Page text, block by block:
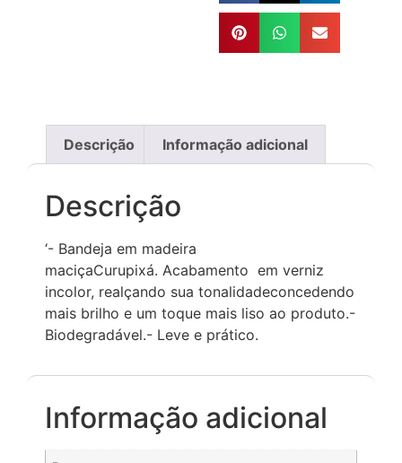
Descrição Informação adicional
Descrição
‘- Bandeja em madeira
maciçaCurupixá. Acabamento em verniz
incolor, realçando sua tonalidadeconcedendo
mais brilho e um toque mais liso ao produto.-
Biodegradável.- Leve e prático.
Informação adicional